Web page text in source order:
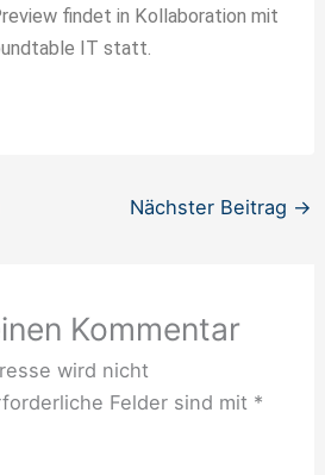
findet in Kollaboration mit
IT statt.
Nächster Beitrag →
Kommentar
wird nicht
Felder sind mit *